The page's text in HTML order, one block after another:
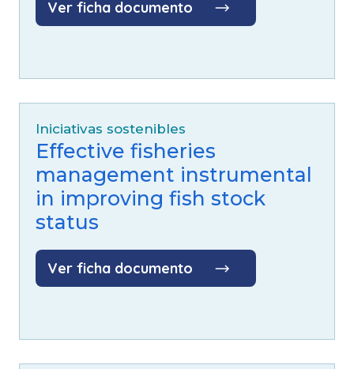
Ver ficha documento
Iniciativas sostenibles
Effective fisheries
management instrumental
in improving fish stock
status
Ver ficha documento